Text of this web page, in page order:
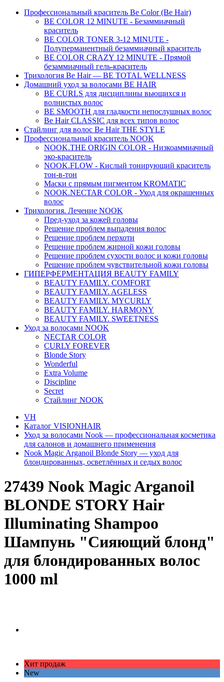
Профессиональный краситель Be Color (Be Hair)
BE COLOR 12 MINUTE - Безаммиачный
краситель
BE COLOR TONER 3-12 MINUTE -
Полуперманентный безаммиачный краситель
BE COLOR CRAZY 12 MINUTE - Прямой
безаммиачный гель-краситель
Трихология Be Hair — BE TOTAL WELLNESS
Домашний уход за волосами BE HAIR
BE CURLS для дисциплины вьющихся и
волнистых волос
BE SMOOTH для гладкости непослушных волос
Be Hair CLASSIC для всех типов волос
Стайлинг для волос Be Hair THE STYLE
Профессиональный краситель NOOK
NOOK.THE ORIGIN COLOR - Низкоаммиачный
эко-краситель
NOOK.FLOW - Кислый тонирующий краситель
тон-в-тон
Маски с прямым пигментом KROMATIC
NOOK.NECTAR COLOR - Уход для окрашенных
волос
Трихология. Лечение NOOK
Пред-уход за кожей головы
Решение проблем выпадения волос
Решение проблем перхоти
Решение проблем жирной кожи головы
Решение проблем сухости волос и кожи головы
Решение проблем чувствительной кожи головы
ГИПЕРФЕРМЕНТАЦИЯ BEAUTY FAMILY
BEAUTY FAMILY. COMFORT
BEAUTY FAMILY. AGELESS
BEAUTY FAMILY. MYCURLY
BEAUTY FAMILY. HARMONY
BEAUTY FAMILY. SWEETNESS
Уход за волосами NOOK
NECTAR COLOR
CURLY FOREVER
Blonde Story
Wonderful
Extra Volume
Discipline
Secret
Стайлинг NOOK
VH
Каталог VISIONHAIR
Уход за волосами Nook — профессиональная косметика
для салонов и домашнего применения
Nook Magic Arganoil Blonde Story — уход для
блондированных, осветлённых и седых волос
27439 Nook Magic Arganoil
BLONDE STORY Hair
Illuminating Shampoo
Шампунь "Сияющий блонд"
для блондированных волос
1000 ml
Хит продаж
New